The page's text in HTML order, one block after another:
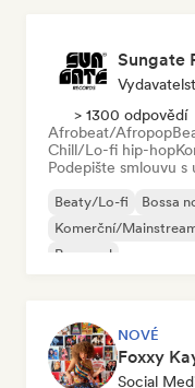
Sungate
> 1300 odpovědí
Afrobeat/Afropop
Chill/Lo-fi hip-hop
Podepište smlouvu
Beaty/Lo-fi Bossa
Komerční/
Pop-soul
NOVÉ
Foxxy
Social